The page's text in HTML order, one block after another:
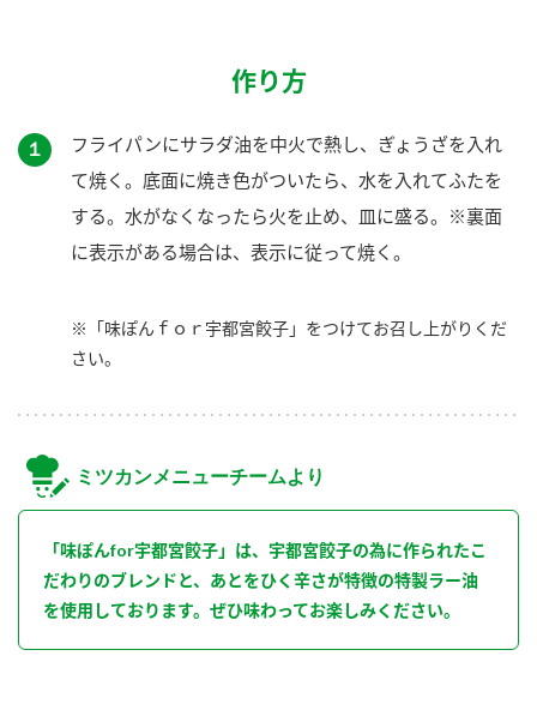
作り方
１
フライパンにサラダ油を中火で熱し、ぎょうざを入れ
て焼く。底面に焼き色がついたら、水を入れてふたを
する。水がなくなったら火を止め、皿に盛る。※裏面
に表示がある場合は、表示に従って焼く。
※「味ぽんｆｏｒ宇都宮餃子」をつけてお召し上がりくだ
さい。
ミツカンメニューチームより
「味ぽんfor宇都宮餃子」は、宇都宮餃子の為に作られたこ
だわりのブレンドと、あとをひく辛さが特徴の特製ラー油
を使用しております。ぜひ味わってお楽しみください。